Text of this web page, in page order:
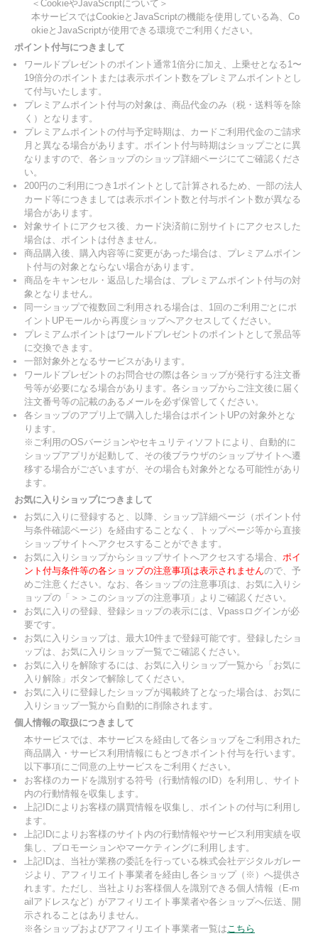
＜CookieやJavaScriptについて＞
本サービスではCookieとJavaScriptの機能を使用している為、Co
okieとJavaScriptが使用できる環境でご利用ください。
ポイント付与につきまして
ワールドプレゼントのポイント通常1倍分に加え、上乗せとなる1〜
19倍分のポイントまたは表示ポイント数をプレミアムポイントとし
て付与いたします。
プレミアムポイント付与の対象は、商品代金のみ（税・送料等を除
く）となります。
プレミアムポイントの付与予定時期は、カードご利用代金のご請求
月と異なる場合があります。ポイント付与時期はショップごとに異
なりますので、各ショップのショップ詳細ページにてご確認くださ
い。
200円のご利用につき1ポイントとして計算されるため、一部の法人
カード等につきましては表示ポイント数と付与ポイント数が異なる
場合があります。
対象サイトにアクセス後、カード決済前に別サイトにアクセスした
場合は、ポイントは付きません。
商品購入後、購入内容等に変更があった場合は、プレミアムポイン
ト付与の対象とならない場合があります。
商品をキャンセル・返品した場合は、プレミアムポイント付与の対
象となりません。
同一ショップで複数回ご利用される場合は、1回のご利用ごとにポ
イントUPモールから再度ショップへアクセスしてください。
プレミアムポイントはワールドプレゼントのポイントとして景品等
に交換できます。
一部対象外となるサービスがあります。
ワールドプレゼントのお問合せの際は各ショップが発行する注文番
号等が必要になる場合があります。各ショップからご注文後に届く
注文番号等の記載のあるメールを必ず保管してください。
各ショップのアプリ上で購入した場合はポイントUPの対象外とな
ります。
※ご利用のOSバージョンやセキュリティソフトにより、自動的に
ショップアプリが起動して、その後ブラウザのショップサイトへ遷
移する場合がございますが、その場合も対象外となる可能性があり
ます。
お気に入りショップにつきまして
お気に入りに登録すると、以降、ショップ詳細ページ（ポイント付
与条件確認ページ）を経由することなく、トップページ等から直接
ショップサイトへアクセスすることができます。
お気に入りショップからショップサイトへアクセスする場合、 ポイ
ント付与条件等の各ショップの注意事項は表示されませんので、予
めご注意ください。なお、各ショップの注意事項は、お気に入りシ
ョップの「＞＞このショップの注意事項」よりご確認ください。
お気に入りの登録、登録ショップの表示には、Vpassログインが必
要です。
お気に入りショップは、最大10件まで登録可能です。登録したショ
ップは、お気に入りショップ一覧でご確認ください。
お気に入りを解除するには、お気に入りショップ一覧から「お気に
入り解除」ボタンで解除してください。
お気に入りに登録したショップが掲載終了となった場合は、お気に
入りショップ一覧から自動的に削除されます。
個人情報の取扱につきまして
本サービスでは、本サービスを経由して各ショップをご利用された
商品購入・サービス利用情報にもとづきポイント付与を行います。
以下事項にご同意の上サービスをご利用ください。
お客様のカードを識別する符号（行動情報のID）を利用し、サイト
内の行動情報を収集します。
上記IDによりお客様の購買情報を収集し、ポイントの付与に利用し
ます。
上記IDによりお客様のサイト内の行動情報やサービス利用実績を収
集し、プロモーションやマーケティングに利用します。
上記IDは、当社が業務の委託を行っている株式会社デジタルガレー
ジより、アフィリエイト事業者を経由し各ショップ（※）へ提供さ
れます。ただし、当社よりお客様個人を識別できる個人情報（E-m
ailアドレスなど）がアフィリエイト事業者や各ショップへ伝送、開
示されることはありません。
※各ショップおよびアフィリエイト事業者一覧はこちら